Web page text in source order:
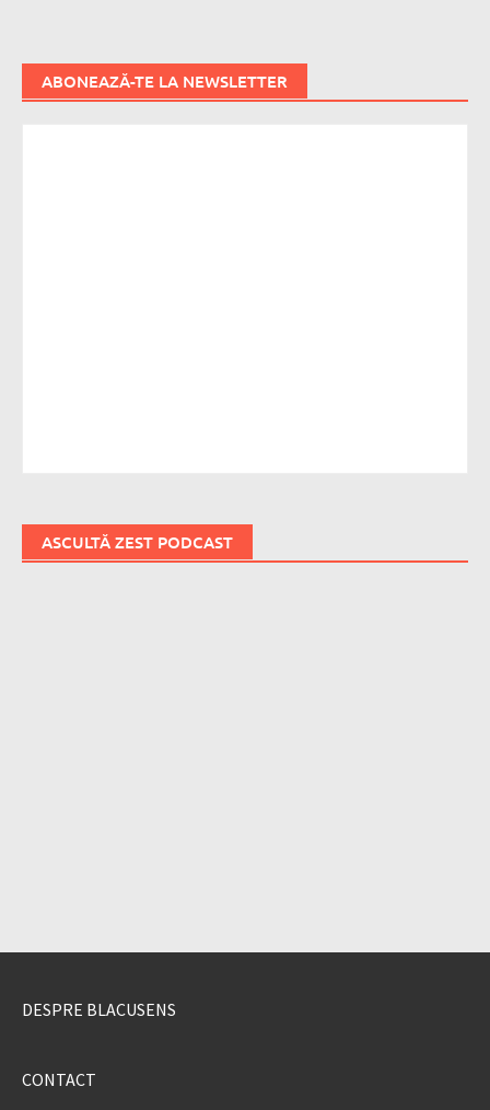
ABONEAZĂ-TE LA NEWSLETTER
ASCULTĂ ZEST PODCAST
DESPRE BLACUSENS
CONTACT